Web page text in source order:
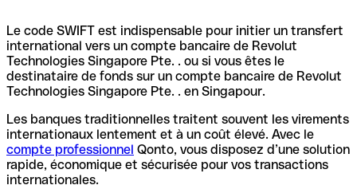
Le code SWIFT est indispensable pour initier un transfert
international vers un compte bancaire de Revolut
Technologies Singapore Pte. . ou si vous êtes le
destinataire de fonds sur un compte bancaire de Revolut
Technologies Singapore Pte. . en Singapour.
Les banques traditionnelles traitent souvent les virements
internationaux lentement et à un coût élevé. Avec le
compte professionnel Qonto, vous disposez d’une solution
rapide, économique et sécurisée pour vos transactions
internationales.